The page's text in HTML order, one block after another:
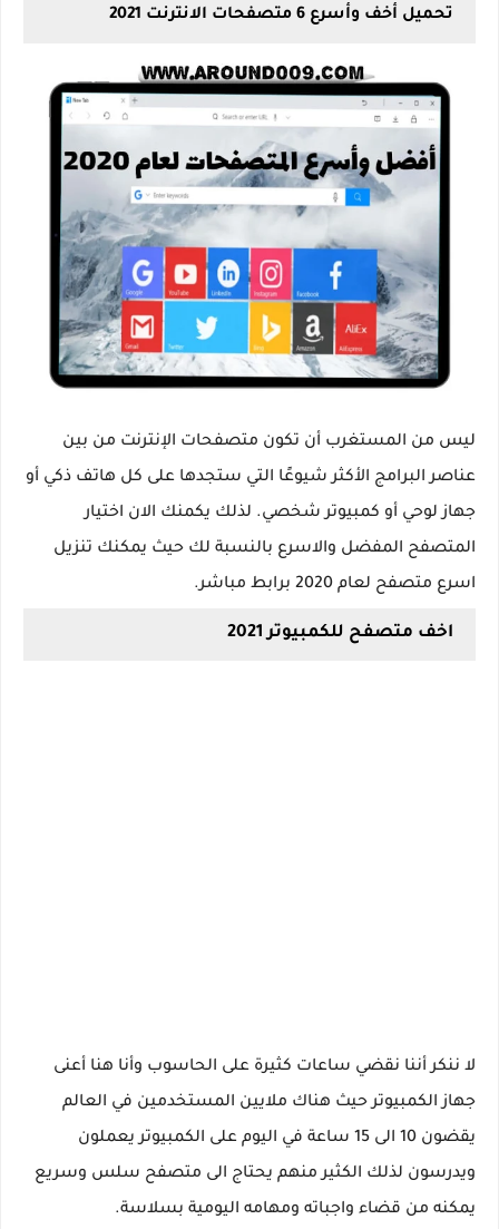
تحميل أخف وأسرع 6 متصفحات الانترنت 2021
ليس من المستغرب أن تكون متصفحات الإنترنت من بين
عناصر البرامج الأكثر شيوعًا التي ستجدها على كل هاتف ذكي أو
جهاز لوحي أو كمبيوتر شخصي. لذلك يكمنك الان اختيار
المتصفح المفضل والاسرع بالنسبة لك حيث يمكنك تنزيل
اسرع متصفح لعام 2020 برابط مباشر.
اخف متصفح للكمبيوتر 2021
لا ننكر أننا نقضي ساعات كثيرة على الحاسوب وأنا هنا أعنى
جهاز الكمبيوتر حيث هناك ملايين المستخدمين في العالم
يقضون 10 الى 15 ساعة في اليوم على الكمبيوتر يعملون
ويدرسون لذلك الكثير منهم يحتاج الى متصفح سلس وسريع
يمكنه من قضاء واجباته ومهامه اليومية بسلاسة.